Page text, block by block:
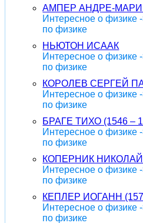
АМПЕР АНДРЕ-МАРИ
Интересное о физике
по физике
НЬЮТОН ИСААК
Интересное о физике
по физике
КОРОЛЕВ СЕРГЕЙ
Интересное о физике
по физике
БРАГЕ ТИХО (1546 –
Интересное о физике
по физике
КОПЕРНИК НИКОЛАЙ
Интересное о физике
по физике
КЕПЛЕР ИОГАНН
Интересное о физике
по физике